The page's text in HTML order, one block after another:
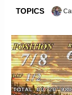
TOPICS